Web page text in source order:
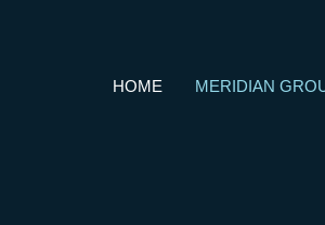
HOME MERIDIAN